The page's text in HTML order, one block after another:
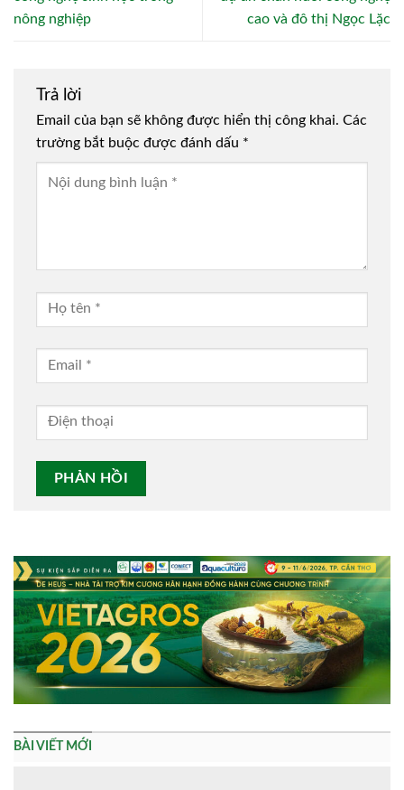
nông nghiệp
cao và đô thị Ngọc Lặc
Trả lời
Email của bạn sẽ không được hiển thị công khai. Các
trường bắt buộc được đánh dấu *
BÀI VIẾT MỚI